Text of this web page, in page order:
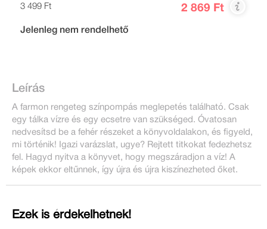
3 499 Ft
2 869 Ft
Jelenleg nem rendelhető
Leírás
A farmon rengeteg színpompás meglepetés található. Csak
egy tálka vízre és egy ecsetre van szükséged. Óvatosan
nedvesítsd be a fehér részeket a könyvoldalakon, és figyeld,
mi történik! Igazi varázslat, ugye? Rejtett titkokat fedezhetsz
fel. Hagyd nyitva a könyvet, hogy megszáradjon a víz! A
képek ekkor eltűnnek, így újra és újra kiszínezheted őket.
Ezek is érdekelhetnek!